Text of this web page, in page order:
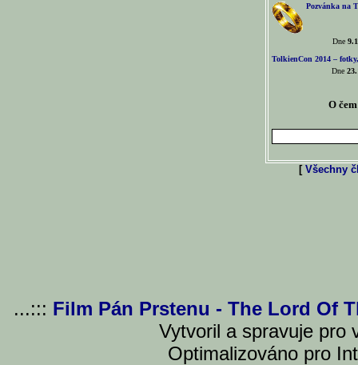
Pozvánka na
Dne
TolkienCon 2014 –
Dne
O
[ Všechny
...::: Film Pán Prstenu - The Lord Of
Vytvoril a spravuje pro
Optimalizováno pro